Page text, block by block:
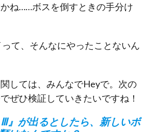
ね……ボスを倒すときの手分け
って、そんなにやったことないん
関しては、みんなでHeyで。次の
ぜひ検証していきたいですね！
』が出るとしたら、新しいボ